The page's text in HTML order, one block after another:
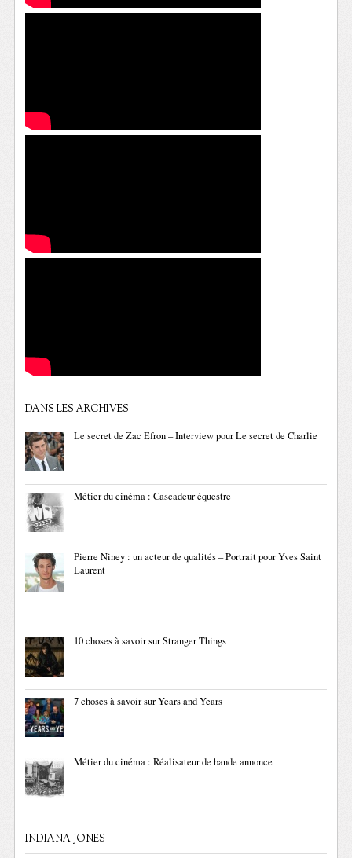
DANS LES ARCHIVES
Le secret de Zac Efron – Interview pour Le secret de Charlie
Métier du cinéma : Cascadeur équestre
Pierre Niney : un acteur de qualités – Portrait pour Yves Saint
Laurent
10 choses à savoir sur Stranger Things
7 choses à savoir sur Years and Years
Métier du cinéma : Réalisateur de bande annonce
INDIANA JONES